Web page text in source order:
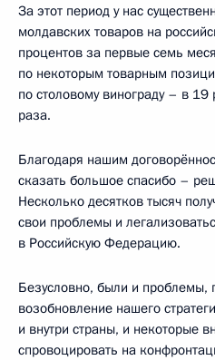
За этот период у нас
молдавских товаров на
процентов за первые семь
по некоторым товарным
по столовому винограду – в
раза.
Благодаря нашим
сказать большое спасибо –
Несколько десятков тысяч
свои проблемы и
в Российскую Федерацию.
Безусловно, были и проблемы,
возобновление нашего
и внутри страны, и некоторые
спровоцировать на